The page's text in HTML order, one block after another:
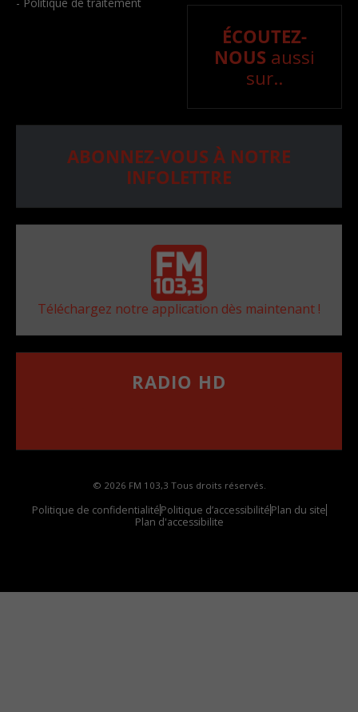
ÉCOUTEZ-
NOUS aussi
sur..
ABONNEZ-VOUS À NOTRE
INFOLETTRE
Téléchargez notre application dès maintenant !
RADIO HD
© 2026 FM 103,3 Tous droits réservés.
Politique de confidentialitéPolitique d’accessibilitéPlan du site
Plan d'accessibilite